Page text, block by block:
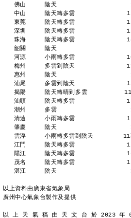
佛山     陰天
中山     陰天轉多雲
東莞     陰天轉多雲
深圳     陰天轉多雲
珠海     陰天轉多雲
韶關     陰天
河源     小雨轉多雲
梅州     多雲到陰天
惠州     陰天
汕尾     多雲到陰天
揭陽     陰天轉晴到多雲
汕頭     陰天轉多雲
潮州     多雲
清遠     小雨轉多雲
肇慶     陰天
雲浮     小雨轉多雲到陰天
江門     陰天轉多雲
陽江     陰天轉多雲
茂名     陰天轉多雲
湛江     陰天
以上資料由廣東省氣象局
廣州中心氣象台製作及提供
以 上 天 氣 稿 由 天 文 台 於 2023 年